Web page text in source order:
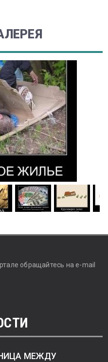
обращайтесь на e-mail
МЕЖДУ